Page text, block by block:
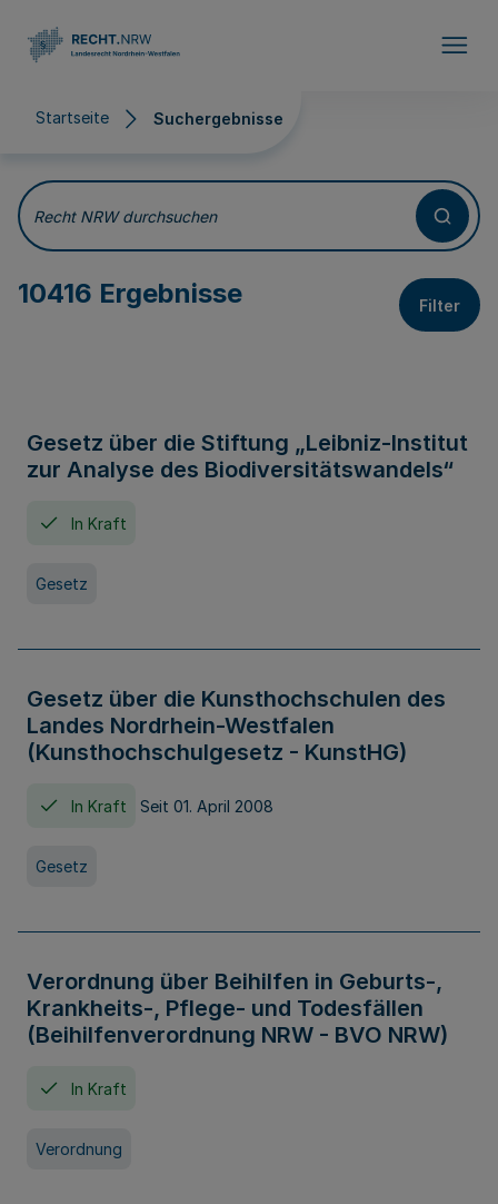
Startseite Suchergebnisse
Suchergebnisse
Recht NRW durchsuchen
10416 Ergebnisse Filter
Gesetz über die Stiftung „Leibniz-Institut
zur Analyse des Biodiversitätswandels“
In Kraft
Gesetz
Gesetz über die Kunsthochschulen des
Landes Nordrhein-Westfalen
(Kunsthochschulgesetz - KunstHG)
In Kraft Seit 01. April 2008
Gesetz
Verordnung über Beihilfen in Geburts-,
Krankheits-, Pflege- und Todesfällen
(Beihilfenverordnung NRW - BVO NRW)
In Kraft
Verordnung